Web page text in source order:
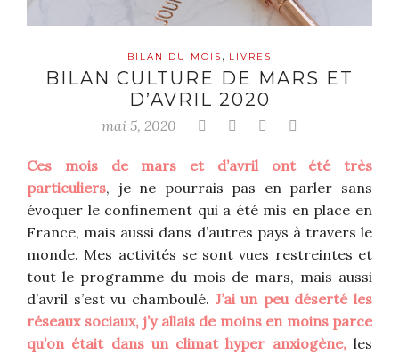
BILAN DU MOIS , LIVRES
BILAN CULTURE DE MARS ET
D’AVRIL 2020
mai 5, 2020
Ces mois de mars et d’avril ont été très
particuliers, je ne pourrais pas en parler sans
évoquer le confinement qui a été mis en place en
France, mais aussi dans d’autres pays à travers le
monde. Mes activités se sont vues restreintes et
tout le programme du mois de mars, mais aussi
d’avril s’est vu chamboulé. J’ai un peu déserté les
réseaux sociaux, j’y allais de moins en moins parce
qu’on était dans un climat hyper anxiogène,les